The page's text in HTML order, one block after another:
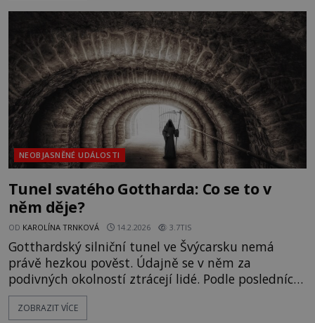
vchodem. A nad barikádou jako kdyby se tlačila
ven hlava ohořelého člověka… K čemu tu kdysi
došlo? [gallery size="full" ids="169608,169609,16
NEOBJASNĚNÉ UDÁLOSTI
Tunel svatého Gottharda: Co se to v
něm děje?
OD KAROLÍNA TRNKOVÁ 14.2.2026 3.7TIS
Gotthardský silniční tunel ve Švýcarsku nemá
právě hezkou pověst. Údajně se v něm za
podivných okolností ztrácejí lidé. Podle posledních
informací přitom anomální jevy v tunelu
neustávají, ale naopak nabírají na stále větší
ZOBRAZIT VÍCE